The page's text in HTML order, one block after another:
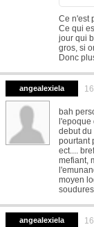
Ce n'est
Ce qui
jour qui
gros, si
Donc
angealexiela
bah
debut du
pourtant
ect....
mefiant,
moyen
angealexiela